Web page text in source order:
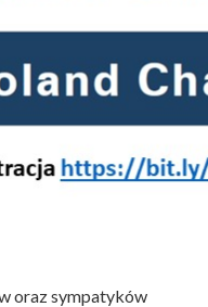
oraz sympatyków